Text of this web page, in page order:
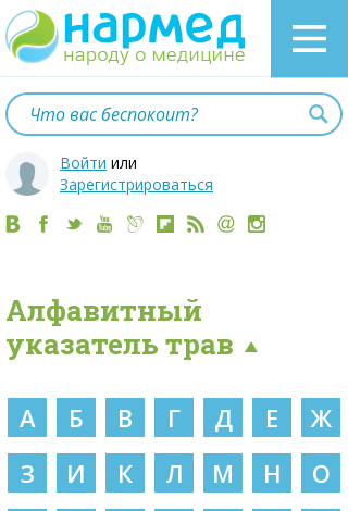
Войти или
Зарегистрироваться
Алфавитный
указатель трав
А Б В Г Д Е
Ж
З
И К Л М Н
О